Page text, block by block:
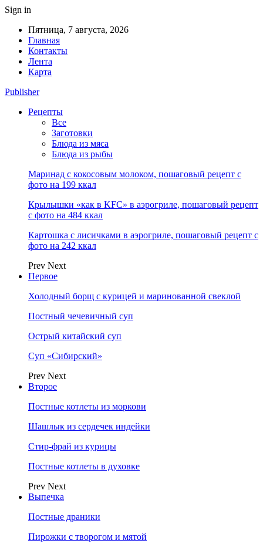
Sign in
Пятница, 7 августа, 2026
Главная
Контакты
Лента
Карта
Publisher
Рецепты
Все
Заготовки
Блюда из мяса
Блюда из рыбы
Маринад с кокосовым молоком, пошаговый рецепт с
фото на 199 ккал
Крылышки «как в KFC» в аэрогриле, пошаговый рецепт
с фото на 484 ккал
Картошка с лисичками в аэрогриле, пошаговый рецепт с
фото на 242 ккал
Prev Next
Первое
Холодный борщ с курицей и маринованной свеклой
Постный чечевичный суп
Острый китайский суп
Суп «Сибирский»
Prev Next
Второе
Постные котлеты из моркови
Шашлык из сердечек индейки
Стир-фрай из курицы
Постные котлеты в духовке
Prev Next
Выпечка
Постные драники
Пирожки с творогом и мятой